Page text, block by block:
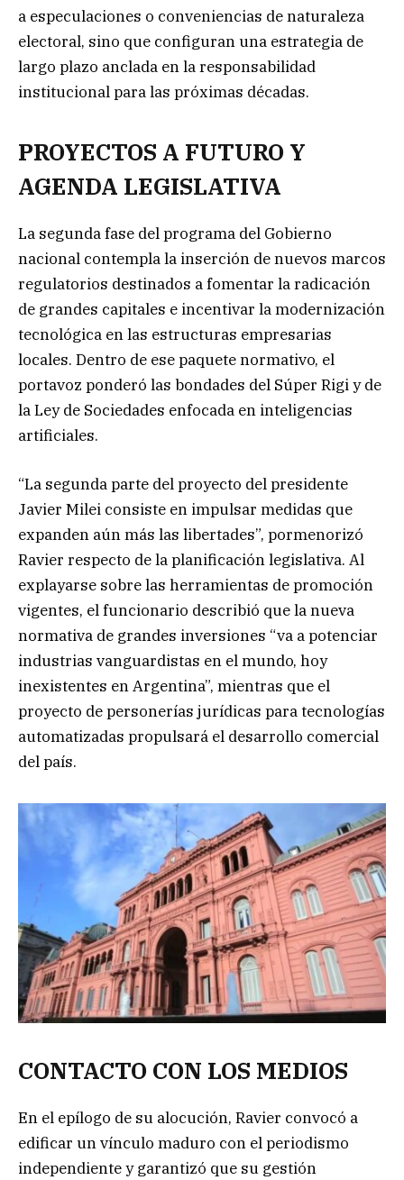
a especulaciones o conveniencias de naturaleza
electoral, sino que configuran una estrategia de
largo plazo anclada en la responsabilidad
institucional para las próximas décadas.
PROYECTOS A FUTURO Y
AGENDA LEGISLATIVA
La segunda fase del programa del Gobierno
nacional contempla la inserción de nuevos marcos
regulatorios destinados a fomentar la radicación
de grandes capitales e incentivar la modernización
tecnológica en las estructuras empresarias
locales. Dentro de ese paquete normativo, el
portavoz ponderó las bondades del Súper Rigi y de
la Ley de Sociedades enfocada en inteligencias
artificiales.
“La segunda parte del proyecto del presidente
Javier Milei consiste en impulsar medidas que
expanden aún más las libertades”, pormenorizó
Ravier respecto de la planificación legislativa. Al
explayarse sobre las herramientas de promoción
vigentes, el funcionario describió que la nueva
normativa de grandes inversiones “va a potenciar
industrias vanguardistas en el mundo, hoy
inexistentes en Argentina”, mientras que el
proyecto de personerías jurídicas para tecnologías
automatizadas propulsará el desarrollo comercial
del país.
CONTACTO CON LOS MEDIOS
En el epílogo de su alocución, Ravier convocó a
edificar un vínculo maduro con el periodismo
independiente y garantizó que su gestión